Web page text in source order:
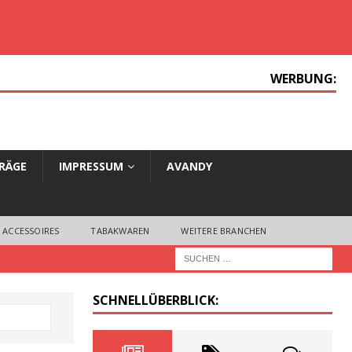
WERBUNG:
IMPRESSUM AVANDY
TABAKWAREN WEITERE BRANCHEN
SCHNELLÜBERBLICK: